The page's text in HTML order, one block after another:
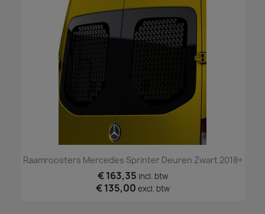
Raamroosters Mercedes Sprinter Deuren Zwart 2018+
€ 163,35 incl. btw
€ 135,00 excl. btw